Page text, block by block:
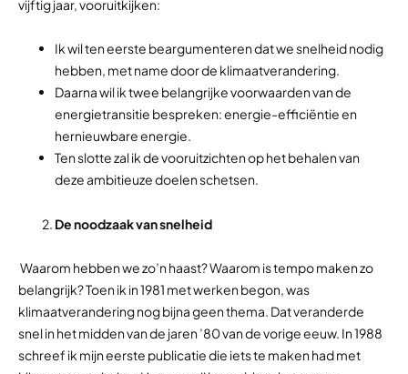
vijftig jaar, vooruitkijken:
Ik wil ten eerste beargumenteren dat we snelheid nodig
hebben, met name door de klimaatverandering.
Daarna wil ik twee belangrijke voorwaarden van de
energietransitie bespreken: energie-efficiëntie en
hernieuwbare energie.
Ten slotte zal ik de vooruitzichten op het behalen van
deze ambitieuze doelen schetsen.
De noodzaak van snelheid
Waarom hebben we zo’n haast? Waarom is tempo maken zo
belangrijk? Toen ik in 1981 met werken begon, was
klimaatverandering nog bijna geen thema. Dat veranderde
snel in het midden van de jaren ’80 van de vorige eeuw. In 1988
schreef ik mijn eerste publicatie die iets te maken had met